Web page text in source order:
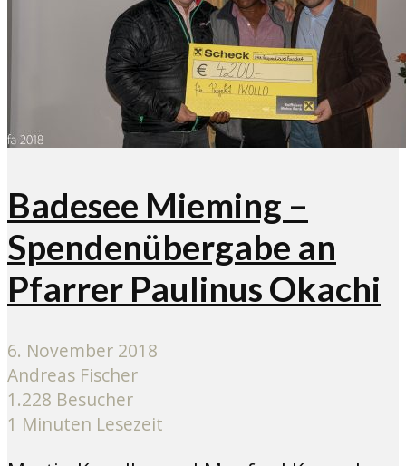
Badesee Mieming –
Spendenübergabe an
Pfarrer Paulinus Okachi
6. November 2018
Andreas Fischer
1.228 Besucher
1 Minuten Lesezeit